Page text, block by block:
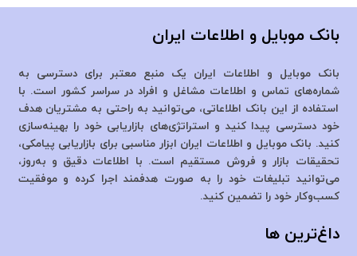
بانک موبایل و اطلاعات ایران
بانک موبایل و اطلاعات ایران یک منبع معتبر برای دسترسی به
شماره‌های تماس و اطلاعات مشاغل و افراد در سراسر کشور است. با
استفاده از این بانک اطلاعاتی، می‌توانید به راحتی به مشتریان هدف
خود دسترسی پیدا کنید و استراتژی‌های بازاریابی خود را بهینه‌سازی
کنید. بانک موبایل و اطلاعات ایران ابزار مناسبی برای بازاریابی پیامکی،
تحقیقات بازار و فروش مستقیم است. با اطلاعات دقیق و به‌روز،
می‌توانید تبلیغات خود را به صورت هدفمند اجرا کرده و موفقیت
کسب‌وکار خود را تضمین کنید.
داغ‌ترین ها